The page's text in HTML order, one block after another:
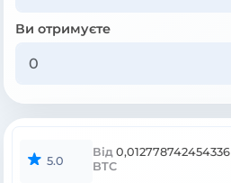
Ви отримуєте
5.0
Від 0,012778742454336
BTC